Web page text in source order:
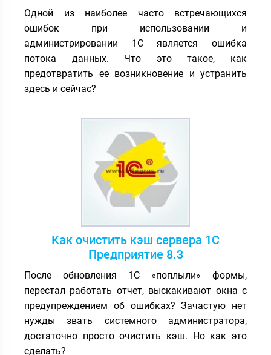
Одной из наиболее часто встречающихся
ошибок при использовании и
администрировании 1С является ошибка
потока данных. Что это такое, как
предотвратить ее возникновение и устранить
здесь и сейчас?
Как очистить кэш сервера 1С
Предприятие 8.3
После обновления 1С «поплыли» формы,
перестал работать отчет, выскакивают окна с
предупреждением об ошибках? Зачастую нет
нужды звать системного администратора,
достаточно просто очистить кэш. Но как это
сделать?